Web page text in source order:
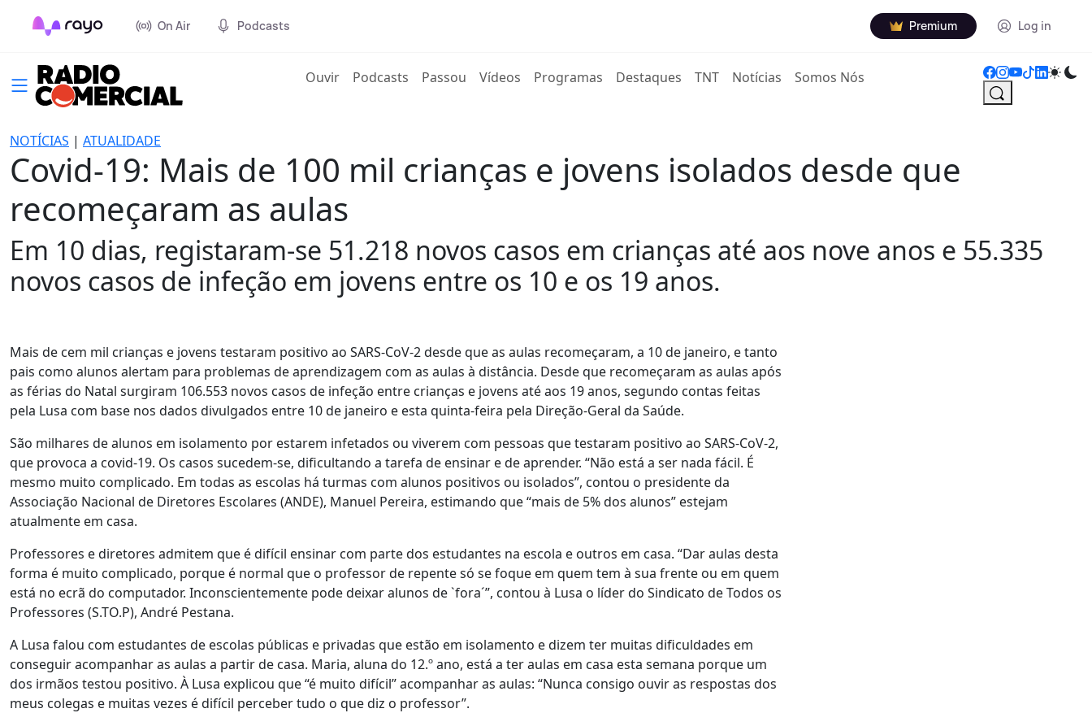
On Air Podcasts Premium Log in
Ouvir(current)
Podcasts Passou Vídeos Programas Destaques TNT Notícias Somos Nós
NOTÍCIAS | ATUALIDADE
Covid-19: Mais de 100 mil crianças e jovens isolados desde que
recomeçaram as aulas
Em 10 dias, registaram-se 51.218 novos casos em crianças até aos nove anos e 55.335
novos casos de infeção em jovens entre os 10 e os 19 anos.
Mais de cem mil crianças e jovens testaram positivo ao SARS-CoV-2 desde que as aulas recomeçaram, a 10 de janeiro, e tanto
pais como alunos alertam para problemas de aprendizagem com as aulas à distância. Desde que recomeçaram as aulas após
as férias do Natal surgiram 106.553 novos casos de infeção entre crianças e jovens até aos 19 anos, segundo contas feitas
pela Lusa com base nos dados divulgados entre 10 de janeiro e esta quinta-feira pela Direção-Geral da Saúde.
São milhares de alunos em isolamento por estarem infetados ou viverem com pessoas que testaram positivo ao SARS-CoV-2,
que provoca a covid-19. Os casos sucedem-se, dificultando a tarefa de ensinar e de aprender. “Não está a ser nada fácil. É
mesmo muito complicado. Em todas as escolas há turmas com alunos positivos ou isolados”, contou o presidente da
Associação Nacional de Diretores Escolares (ANDE), Manuel Pereira, estimando que “mais de 5% dos alunos” estejam
atualmente em casa.
Professores e diretores admitem que é difícil ensinar com parte dos estudantes na escola e outros em casa. “Dar aulas desta
forma é muito complicado, porque é normal que o professor de repente só se foque em quem tem à sua frente ou em quem
está no ecrã do computador. Inconscientemente pode deixar alunos de `fora´”, contou à Lusa o líder do Sindicato de Todos os
Professores (S.TO.P), André Pestana.
A Lusa falou com estudantes de escolas públicas e privadas que estão em isolamento e dizem ter muitas dificuldades em
conseguir acompanhar as aulas a partir de casa. Maria, aluna do 12.º ano, está a ter aulas em casa esta semana porque um
dos irmãos testou positivo. À Lusa explicou que “é muito difícil” acompanhar as aulas: “Nunca consigo ouvir as respostas dos
meus colegas e muitas vezes é difícil perceber tudo o que diz o professor”.